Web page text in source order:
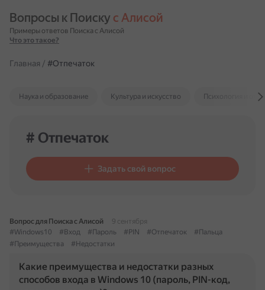
Вопросы к Поиску с Алисой
Примеры ответов Поиска с Алисой
Что это такое?
Главная / #Отпечаток
Наука и образование Культура и искусство Психология и
# Отпечаток
Задать свой вопрос
Вопрос для Поиска с Алисой
9 сентября
#Windows10
#Вход #Пароль #PIN #Отпечаток
#Пальца
#Преимущества
#Недостатки
Какие преимущества и недостатки разных
способов входа в Windows 10 (пароль, PIN-код,